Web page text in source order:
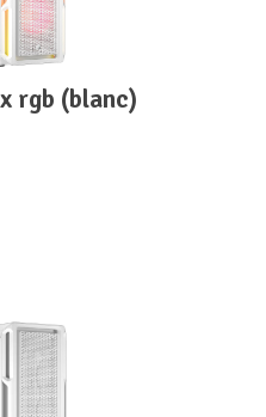
rgb (blanc)